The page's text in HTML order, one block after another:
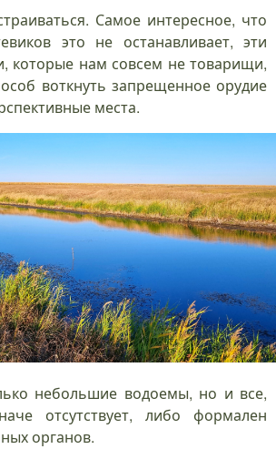
Самое интересное, что
это не останавливает, эти
которые нам совсем не товарищи,
воткнуть запрещенное орудие
места.
небольшие водоемы, но и все,
отсутствует, либо формален
органов.